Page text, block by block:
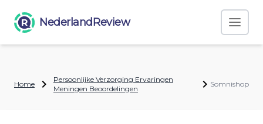
NederlandReview
Home
Persoonlijke Verzorging Ervaringen
Meningen Beoordelingen
Somnishop